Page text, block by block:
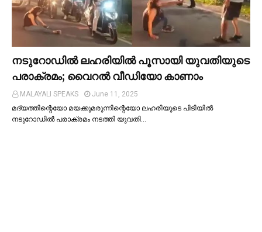
നടുറോഡില്‍ ലഹരിയില്‍ പൂസായി യുവതിയുടെ
പരാക്രമം; വൈറൽ വീഡിയോ കാണാം
MALAYALI SPEAKS
June 11, 2025
മദ്യത്തിന്റെയോ മയക്കുമരുന്നിന്റെയോ ലഹരിയുടെ പിടിയില്‍
നടുറോഡില്‍ പരാക്രമം നടത്തി യുവതി…